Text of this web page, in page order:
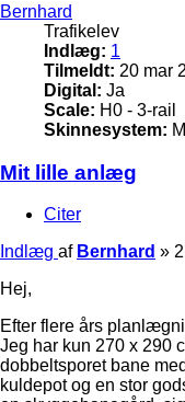
Bernhard
Trafikelev
Indlæg: 1
Tilmeldt: 20 mar
Digital: Ja
Scale: H0 - 3-rail
Skinnesystem:
Mit lille anlæg
Citer
Indlæg af Bernhard »
Hej,
Efter flere års
Jeg har kun 270 x 290
dobbeltsporet bane
kuldepot og en stor